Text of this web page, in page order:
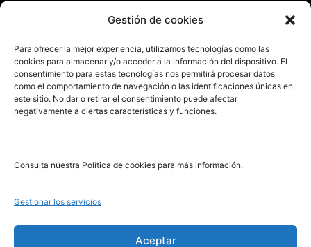
Gestión de cookies
Para ofrecer la mejor experiencia, utilizamos tecnologías como las
cookies para almacenar y/o acceder a la información del dispositivo. El
consentimiento para estas tecnologías nos permitirá procesar datos
como el comportamiento de navegación o las identificaciones únicas en
este sitio. No dar o retirar el consentimiento puede afectar
negativamente a ciertas características y funciones.
Consulta nuestra Política de cookies para más información.
Gestionar los servicios
Aceptar
PRL | Films
PRL | Play
PRL | LAB
Noticias
Legal